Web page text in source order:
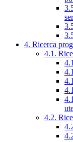
4. Ricerca
4.1.
4.2.